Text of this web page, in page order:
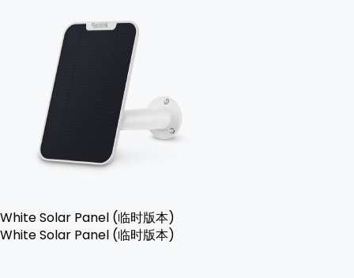
White Solar Panel (临时版本)
White Solar Panel (临时版本)